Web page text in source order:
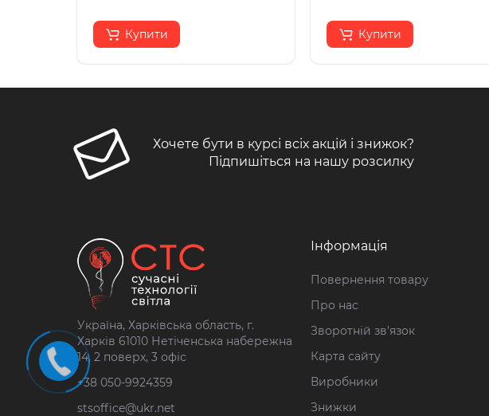
Купити Купити
Хочете бути в курсі всіх акцій і знижок?
Підпишіться на нашу розсилку
Україна, Харківська область, г.
Харків 61010 Нетіченська набережна
14, 2 поверх, 3 офіс
+38 050-9924359
stsoffice@ukr.net
Інформація
Повернення товару
Про нас
Зворотній зв’язок
Карта сайту
Виробники
Знижки